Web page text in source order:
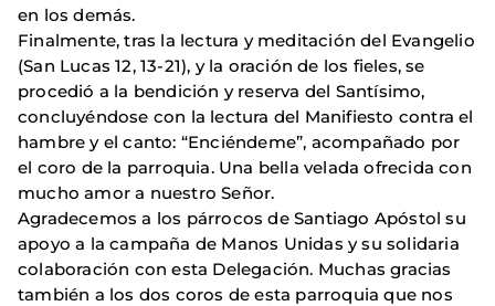
en los demás.
Finalmente, tras la lectura y meditación del Evangelio
(San Lucas 12, 13-21), y la oración de los fieles, se
procedió a la bendición y reserva del Santísimo,
concluyéndose con la lectura del Manifiesto contra el
hambre y el canto: “Enciéndeme”, acompañado por
el coro de la parroquia. Una bella velada ofrecida con
mucho amor a nuestro Señor.
Agradecemos a los párrocos de Santiago Apóstol su
apoyo a la campaña de Manos Unidas y su solidaria
colaboración con esta Delegación. Muchas gracias
también a los dos coros de esta parroquia que nos